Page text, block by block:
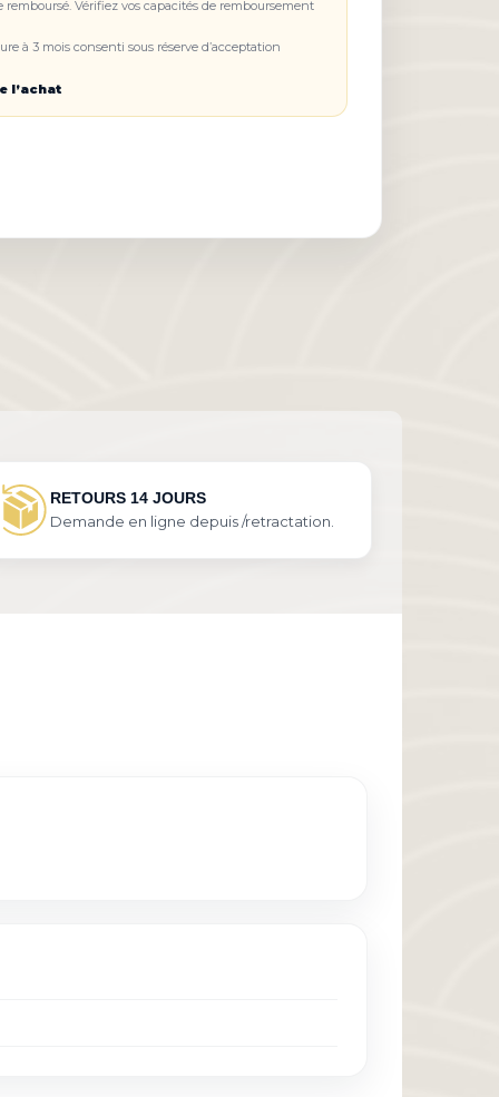
Vérifiez vos capacités de remboursement
à 3 mois consenti sous réserve d’acceptation
l’achat
RETOURS 14 JOURS
Demande en ligne depuis /retractation.